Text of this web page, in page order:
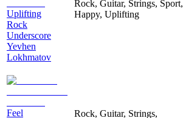
Uplifting
Rock
Underscore
Yevhen
Lokhmatov
Rock, Guitar, Strings, Sport,
Happy, Uplifting
Feel
Rock, Guitar, Strings,